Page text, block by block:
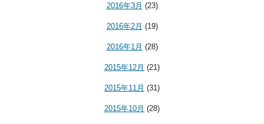
2016年3月 (23)
2016年2月 (19)
2016年1月 (28)
2015年12月 (21)
2015年11月 (31)
2015年10月 (28)